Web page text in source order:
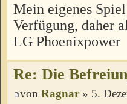
Mein eigenes
Verfügung, daher
LG Phoenixpower
Re: Die
von Ragnar » 5.